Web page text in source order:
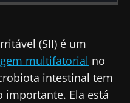
(SII) é um
multifatorial no
intestinal tem
Ela está